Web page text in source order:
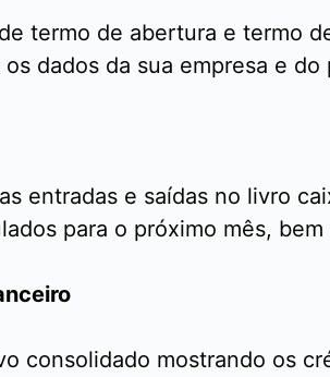
termo de abertura e termo
os dados da sua empresa e
entradas e saídas no livro
para o próximo mês,
consolidado mostrando os